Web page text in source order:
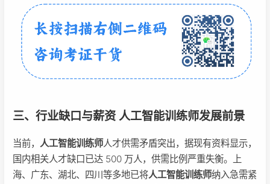
三、行业缺口与薪资 人工智能训练师发展前景
当前， 人工智能训练师人才供需矛盾突出，据现有资料显示，
国内相关人才缺口已达 500 万人，供需比例严重失衡。上
海、广东、湖北、四川等多地已将人工智能训练师纳入急需紧